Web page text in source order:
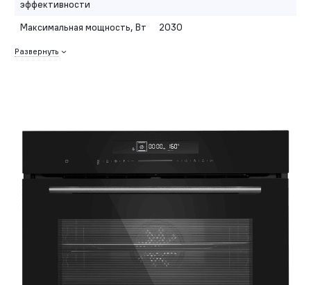
эффективности
Максимальная мощность, Вт
2030
Развернуть